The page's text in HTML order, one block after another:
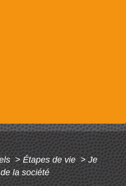
> Étapes de vie > Je
la société